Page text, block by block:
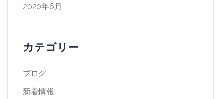
2020年6月
カテゴリー
ブログ
新着情報